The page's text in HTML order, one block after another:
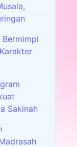
Sakinah